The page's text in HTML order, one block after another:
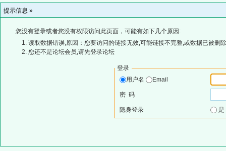
提示信息 »
您没有登录或者您没有权限访问此页面，可能有如下几个原因:
读取数据错误,原因：您要访问的链接无效,可能链接不完整,或数据已被删
您还不是论坛会员,请先登录论坛
登录
用户名
Email
密 码
隐身登录